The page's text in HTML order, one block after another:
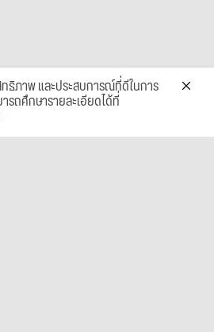
ธิภาพ และประสบการณ์ที่ดีในการ
ถศึกษารายละเอียดได้ที่